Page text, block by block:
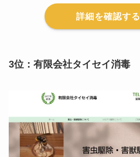
詳細を確認する
3位：有限会社タイセイ消毒